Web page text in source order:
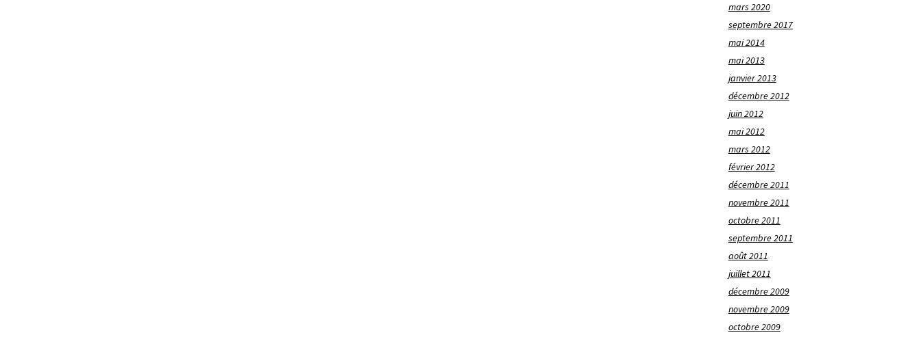
mars 2020
septembre 2017
mai 2014
mai 2013
janvier 2013
décembre 2012
juin 2012
mai 2012
mars 2012
février 2012
décembre 2011
novembre 2011
octobre 2011
septembre 2011
août 2011
juillet 2011
décembre 2009
novembre 2009
octobre 2009